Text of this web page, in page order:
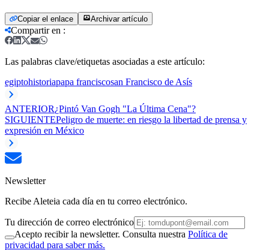
Copiar el enlace Archivar artículo
Compartir en :
Las palabras clave/etiquetas asociadas a este artículo:
egiptohistoriapapa franciscosan Francisco de Asís
ANTERIOR¿Pintó Van Gogh "La Última Cena"?
SIGUIENTEPeligro de muerte: en riesgo la libertad de prensa y
expresión en México
Newsletter
Recibe Aleteia cada día en tu correo electrónico.
Tu dirección de correo electrónico
Acepto recibir la newsletter. Consulta nuestra Política de
privacidad para saber más.